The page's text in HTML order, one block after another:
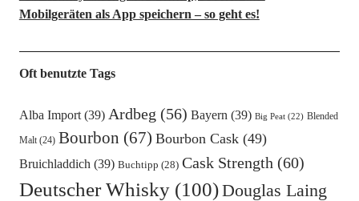
Mobilgeräten als App speichern – so geht es!
Oft benutzte Tags
Alba Import(39) Ardbeg (56) Bayern(39) Big Peat(22) Blended
Malt(24) Bourbon (67) Bourbon Cask(49)
Bruichladdich(39) Buchtipp (28) Cask Strength (60)
Deutscher Whisky(100)Douglas Laing